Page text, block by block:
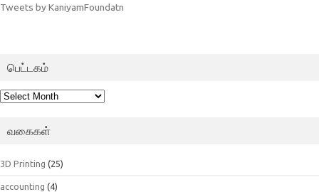
Tweets by KaniyamFoundatn
பெட்டகம்
பெட்டகம்
வகைகள்
3D Printing (25)
accounting (4)